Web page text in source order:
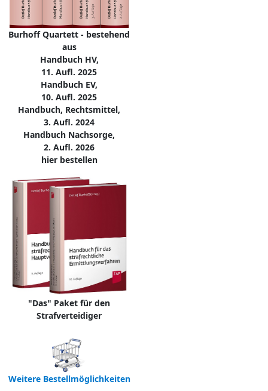
Burhoff Quartett - bestehend
aus
Handbuch HV,
11. Aufl. 2025
Handbuch EV,
10. Aufl. 2025
Handbuch, Rechtsmittel,
3. Aufl. 2024
Handbuch Nachsorge,
2. Aufl. 2026
hier bestellen
"Das" Paket für den
Strafverteidiger
Weitere Bestellmöglichkeiten